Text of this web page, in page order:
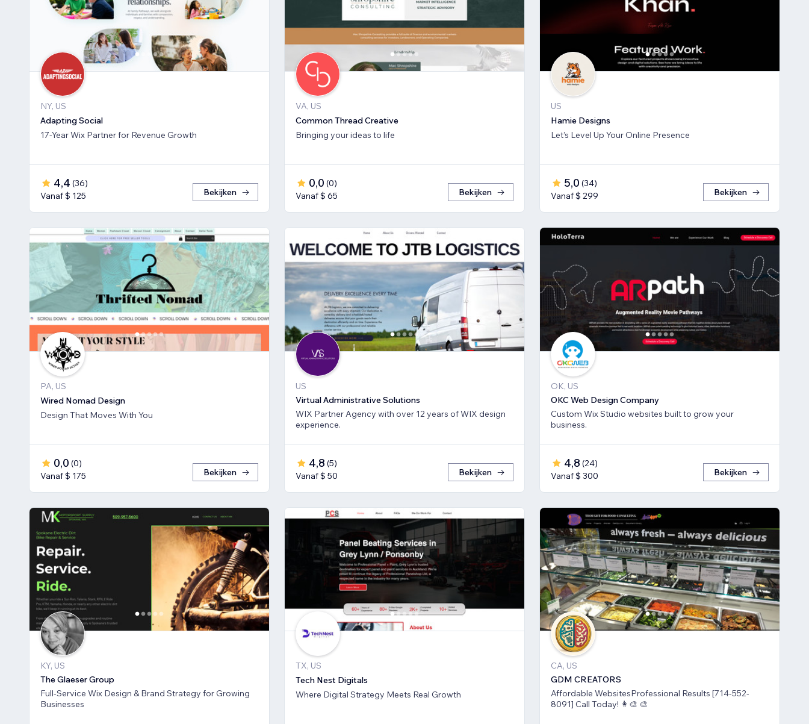
NY, US
Adapting Social
17-Year Wix Partner for Revenue Growth
4,4 (36)
Vanaf $ 125
Bekijken
VA, US
Common Thread Creative
Bringing your ideas to life
0,0 (0)
Vanaf $ 65
Bekijken
US
Hamie Designs
Let’s Level Up Your Online Presence
5,0 (34)
Vanaf $ 299
Bekijken
PA, US
Wired Nomad Design
Design That Moves With You
0,0 (0)
Vanaf $ 175
Bekijken
US
Virtual Administrative Solutions
WIX Partner Agency with over 12 years of WIX design
experience.
4,8 (5)
Vanaf $ 50
Bekijken
OK, US
OKC Web Design Company
Custom Wix Studio websites built to grow your
business.
4,8 (24)
Vanaf $ 300
Bekijken
KY, US
The Glaeser Group
Full-Service Wix Design & Brand Strategy for Growing
Businesses
TX, US
Tech Nest Digitals
Where Digital Strategy Meets Real Growth
CA, US
GDM CREATORS
Affordable WebsitesProfessional Results [714-552-
8091] Call Today! 👩‍🎨 🎨